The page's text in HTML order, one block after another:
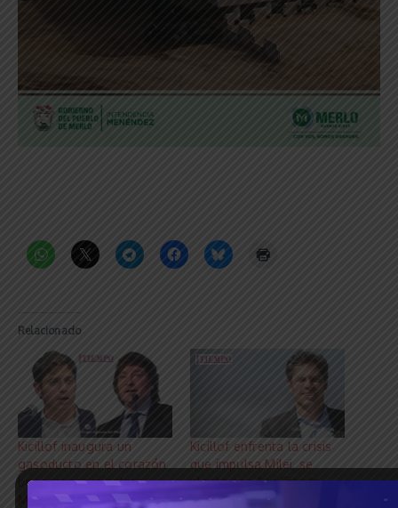
Relacionado
Kicillof inaugura un
gasoducto en el corazón
bonaerense mientras
Milei deja sin GNC a la
Kicillof enfrenta la crisis
que impulsa Milei, se
planta con “un Estado
presente que acompaña a